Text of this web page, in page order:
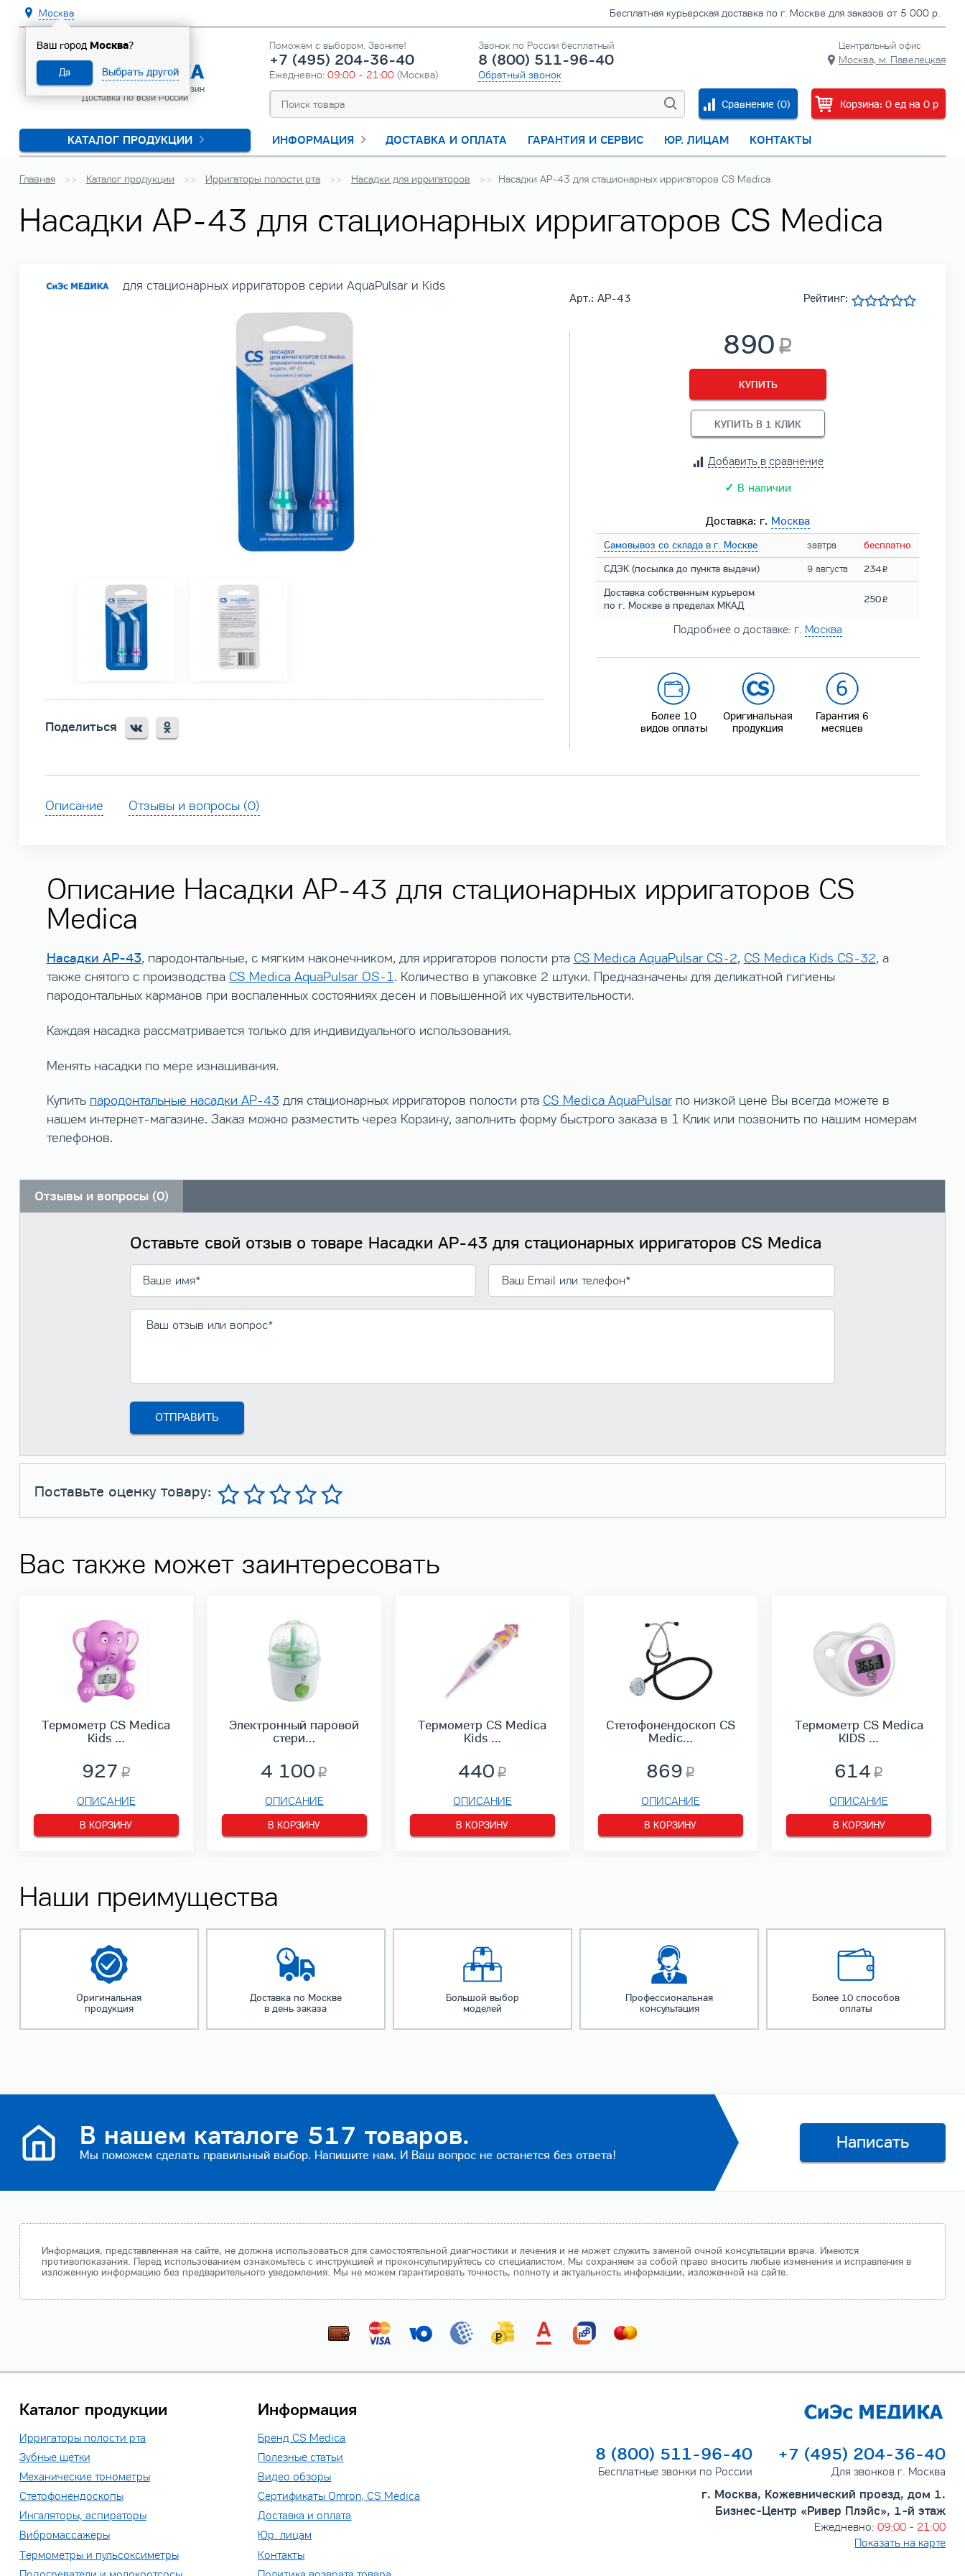
Москва
Ваш город Москва?
Да Выбрать другой
Бесплатная курьерская доставка по г. Москве для заказов от 5 000 р.
Официальный интернет-магазин
Доставка по всей России
Центральный офис
Москва, м. Павелецкая
Поможем с выбором. Звоните!
+7 (495) 204-36-40
Ежедневно:09:00 - 21:00 (Москва)
Звонок по России бесплатный
8 (800) 511-96-40
Обратный звонок
Корзина: 0 ед на 0 p
Сравнение (0)
КАТАЛОГ ПРОДУКЦИИ ИНФОРМАЦИЯ ДОСТАВКА И ОПЛАТА ГАРАНТИЯ И СЕРВИС ЮР. ЛИЦАМ КОНТАКТЫ
Главная Каталог продукции Ирригаторы полости рта Насадки для ирригаторов Насадки AP-43 для стационарных ирригаторов CS Medica
Насадки AP-43 для стационарных ирригаторов CS Medica
для стационарных ирригаторов серии AquaPulsar и Kids
Поделиться
Арт.: AP-43 Рейтинг:
890
КУПИТЬ
КУПИТЬ В 1 КЛИК
Добавить в сравнение
✓ В наличии
Доставка: г. Москва
Самовывоз со склада в г. Москве завтра
бесплатно
СДЭК (посылка до пункта выдачи)
9 августа
234
Доставка собственным курьером
по г. Москве в пределах МКАД
250
Подробнее о доставке: г. Москва
Более 10
видов оплаты
Оригинальная
продукция
Гарантия 6
месяцев
Описание Отзывы и вопросы (0)
Описание Насадки AP-43 для стационарных ирригаторов CS
Medica
Насадки AP-43, пародонтальные, с мягким наконечником, для ирригаторов полости рта CS Medica AquaPulsar CS-2, CS Medica Kids CS-32, а
также снятого с производства CS Medica AquaPulsar OS-1. Количество в упаковке 2 штуки. Предназначены для деликатной гигиены
пародонтальных карманов при воспаленных состояниях десен и повышенной их чувствительности.
Каждая насадка рассматривается только для индивидуального использования.
Менять насадки по мере изнашивания.
Купить пародонтальные насадки AP-43 для стационарных ирригаторов полости рта CS Medica AquaPulsarпо низкой цене Вы всегда можете в
нашем интернет-магазине. Заказ можно разместить через Корзину, заполнить форму быстрого заказа в 1 Клик или позвонить по нашим номерам
телефонов.
Отзывы и вопросы (0)
Оставьте свой отзыв о товаре Насадки AP-43 для стационарных ирригаторов CS Medica
Поставьте оценку товару:
Вас также может заинтересовать
Термометр CS Medica
Kids …
927
ОПИСАНИЕ
В КОРЗИНУ
Электронный паровой
стери…
4 100
ОПИСАНИЕ
В КОРЗИНУ
Термометр CS Medica
Kids …
440
ОПИСАНИЕ
В КОРЗИНУ
Стетофонендоскоп CS
Medic…
869
ОПИСАНИЕ
В КОРЗИНУ
Термометр CS Medica
KIDS …
614
ОПИСАНИЕ
В КОРЗИНУ
Наши преимущества
Оригинальная
продукция
Доставка по Москве
в день заказа
Большой выбор
моделей
Профессиональная
консультация
Более 10 способов
оплаты
В нашем каталоге 517 товаров.
Мы поможем сделать правильный выбор. Напишите нам. И Ваш вопрос не останется без ответа!
Написать
Информация, представленная на сайте, не должна использоваться для самостоятельной диагностики и лечения и не может служить заменой очной консультации врача. Имеются
противопоказания. Перед использованием ознакомьтесь с инструкцией и проконсультируйтесь со специалистом. Мы сохраняем за собой право вносить любые изменения и исправления в
изложенную информацию без предварительного уведомления. Мы не можем гарантировать точность, полноту и актуальность информации, изложенной на сайте.
Каталог продукции
Ирригаторы полости рта
Зубные щетки
Механические тонометры
Стетофонендоскопы
Ингаляторы, аспираторы
Вибромассажеры
Термометры и пульсоксиметры
Информация
Бренд CS Medica
Полезные статьи
Видео обзоры
Сертификаты Omron, CS Medica
Доставка и оплата
Юр. лицам
Контакты
8 (800) 511-96-40
Бесплатные звонки по России
+7 (495) 204-36-40
Для звонков г. Москва
г. Москва, Кожевнический проезд, дом 1.
Бизнес-Центр «Ривер Плэйс», 1-й этаж
Ежедневно:09:00 - 21:00
Показать на карте